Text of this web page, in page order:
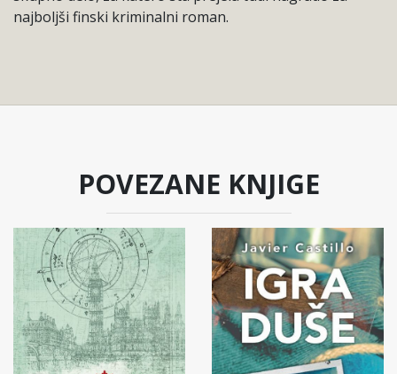
najboljši finski kriminalni roman.
POVEZANE KNJIGE